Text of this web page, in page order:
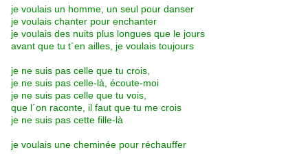
je voulais un homme, un seul pour danser
je voulais chanter pour enchanter
je voulais des nuits plus longues que le jours
avant que tu t´en ailles, je voulais toujours
je ne suis pas celle que tu crois,
je ne suis pas celle-là, écoute-moi
je ne suis pas celle que tu vois,
que l´on raconte, il faut que tu me crois
je ne suis pas cette fille-là
je voulais une cheminée pour réchauffer